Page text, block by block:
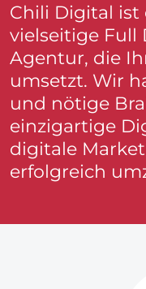
Chili Digital ist
vielseitige Full
Agentur, die
umsetzt. Wir
und nötige
einzigartige
digitale
erfolgreich